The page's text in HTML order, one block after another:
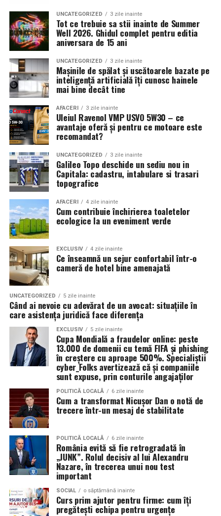
contracte.
Contabilitatea este necesara in toate etapele unei firme
de transport: de la infiintare si operare zilnica, pana la
formalitate birocratica, ci un sprijin real pentru
controlul financiar si dezvoltarea afacerii. O evidenta
contabila bine organizata inseamna mai putine riscuri,
lung.
Beneficii și rezultate
Utilizarea procedeului AREC la Respysal oferă
pacienților multiple avantaje:
Ameliorarea rapidă a simptomelor respiratorii
dificultăți de respirație, tuse, secreţii pulmonare,
congestie.
La copii, după20 de ședințe, s-a înregistrat o
reducere de
astmului.
Reducerea tratamentului medicamentos
pacienți pot utiliza mai puține medicamente,
tratamentului cu sare.
Fără efecte secundare semnificative, ceea ce face
terapia potrivită pentru adulți, copii și persoane cu
sensibilități respiratorii speciale.
Creșterea calității vieţii: mai puţine episoade acute,
mai puţină nevoie să lipsească de la şcoală sau de
la activităţi fizice.
Comparativ cu alte procedee
Proce­dul AREC se diferenţiază de alte metode de
inhalare sau salinoterapie prin:
Sarea nu provine din simple blocuri de sare sau
pereţi salini; nu este doar efect decorativ sau
wellness. În AREC, atmosfera este creată cu
particule fine de sare, încărcate electric.
UNCATEGORIZED 3 zile inainte
Tot ce trebuie sa stii inainte de Summer
Well 2026. Ghidul complet pentru editia
aniversara de 15 ani
UNCATEGORIZED 3 zile inainte
Mașinile de spălat și uscătoarele bazate pe
inteligență artificială îți cunosc hainele
mai bine decât tine
AFACERI 3 zile inainte
Uleiul Ravenol VMP USVO 5W30 – ce
avantaje oferă și pentru ce motoare este
recomandat?
UNCATEGORIZED 3 zile inainte
Galileo Topo deschide un sediu nou in
Capitala: cadastru, intabulare si trasari
topografice
AFACERI 4 zile inainte
Cum contribuie închirierea toaletelor
ecologice la un eveniment verde
EXCLUSIV 4 zile inainte
Ce înseamnă un sejur confortabil într-o
cameră de hotel bine amenajată
UNCATEGORIZED 5 zile inainte
Când ai nevoie cu adevărat de un avocat: situațiile în
care asistența juridică face diferența
EXCLUSIV 5 zile inainte
Cupa Mondială a fraudelor online: peste
13.000 de domenii cu temă FIFA și phishing
în creștere cu aproape 500%. Specialiștii
cyber_Folks avertizează că și companiile
sunt expuse, prin conturile angajaților
POLITICĂ LOCALĂ 6 zile inainte
Cum a transformat Nicușor Dan o notă de
trecere într-un mesaj de stabilitate
POLITICĂ LOCALĂ 6 zile inainte
România evită să fie retrogradată în
„JUNK”. Rolul decisiv al lui Alexandru
Nazare, în trecerea unui nou test
important
SOCIAL o săptămână inainte
Curs prim ajutor pentru firme: cum îți
pregătești echipa pentru urgențe